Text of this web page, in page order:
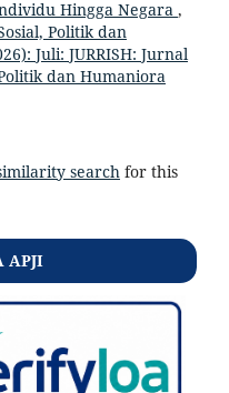
Hingga Negara ,
Politik dan
Juli: JURRISH: Jurnal
dan Humaniora
searchfor this
APJI